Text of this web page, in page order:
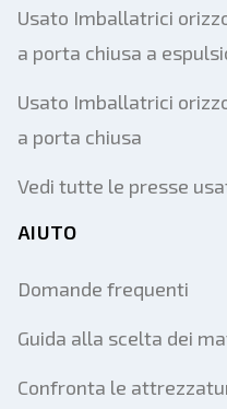
Usato Imballatrici
a porta chiusa a
Usato Imballatrici
a porta chiusa
Vedi tutte le presse
AIUTO
Domande frequenti
Guida alla scelta dei
Confronta le